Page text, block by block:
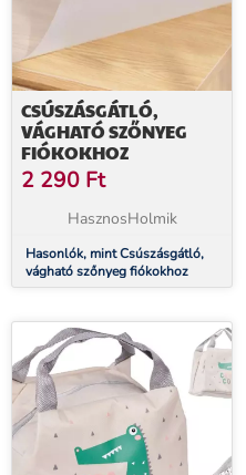
CSÚSZÁSGÁTLÓ,
VÁGHATÓ SZŐNYEG
FIÓKOKHOZ
2 290 Ft
HasznosHolmik
Hasonlók, mint Csúszásgátló,
vágható szőnyeg fiókokhoz